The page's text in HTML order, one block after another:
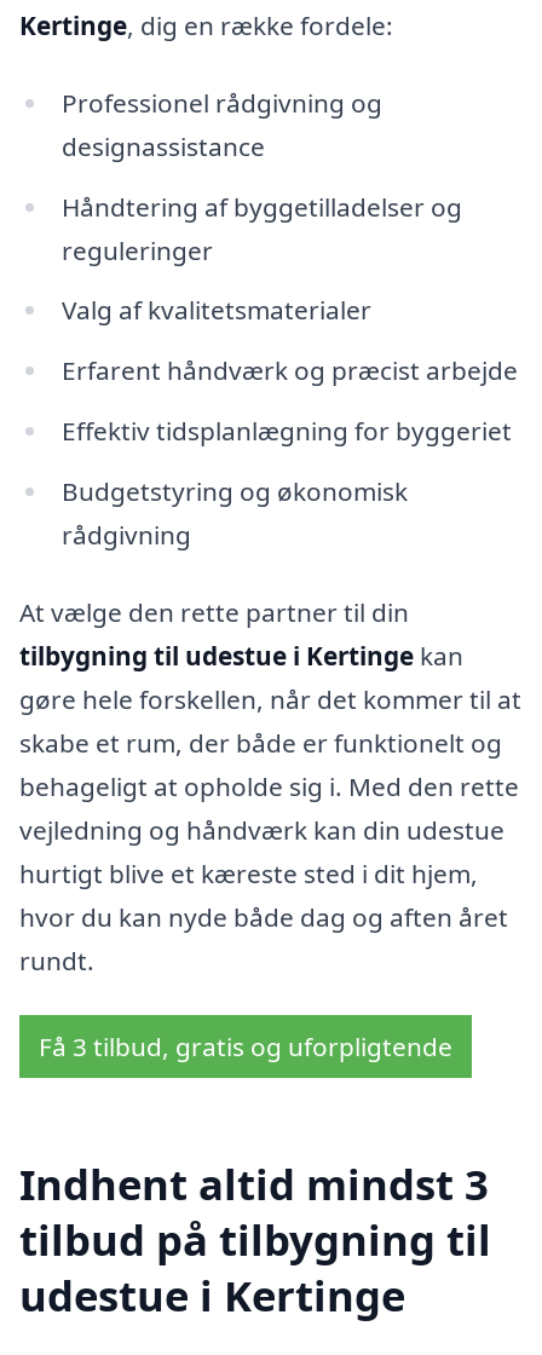
Kertinge, dig en række fordele:
Professionel rådgivning og
designassistance
Håndtering af byggetilladelser og
reguleringer
Valg af kvalitetsmaterialer
Erfarent håndværk og præcist arbejde
Effektiv tidsplanlægning for byggeriet
Budgetstyring og økonomisk
rådgivning
At vælge den rette partner til din
tilbygning til udestue i Kertinge kan
gøre hele forskellen, når det kommer til at
skabe et rum, der både er funktionelt og
behageligt at opholde sig i. Med den rette
vejledning og håndværk kan din udestue
hurtigt blive et kæreste sted i dit hjem,
hvor du kan nyde både dag og aften året
rundt.
Få 3 tilbud, gratis og uforpligtende
Indhent altid mindst 3
tilbud på tilbygning til
udestue i Kertinge